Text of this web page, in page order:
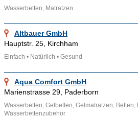
Matratzen, die mit Wolle oder
gefüllt mit Heu, Schilf, Wolle oder den
oder Schwänen.
und Informationen wieFrottee,Jersey
die bereitgestellten Links aufgesucht
Wasserbetten, Matratzen
Altbauer GmbH
Hauptstr. 25, Kirchham
Einfach • Natürlich • Gesund
Aqua Comfort GmbH
Marienstrasse 29, Paderborn
Wasserbetten, Gelbetten, Gelmatratzen,
Wasserbettenzubehör